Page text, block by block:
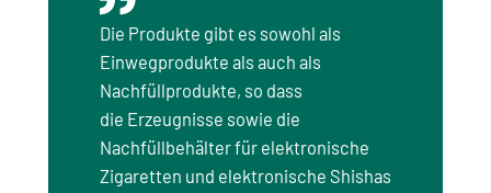
Die Produkte gibt es sowohl als
Einwegprodukte als auch als
Nachfüllprodukte, so dass
die Erzeugnisse sowie die
Nachfüllbehälter für elektronische
Zigaretten und elektronische Shishas